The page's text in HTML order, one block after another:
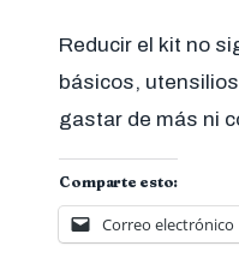
Reducir el kit no
básicos,
gastar de más ni
Comparte esto:
Correo electrónico